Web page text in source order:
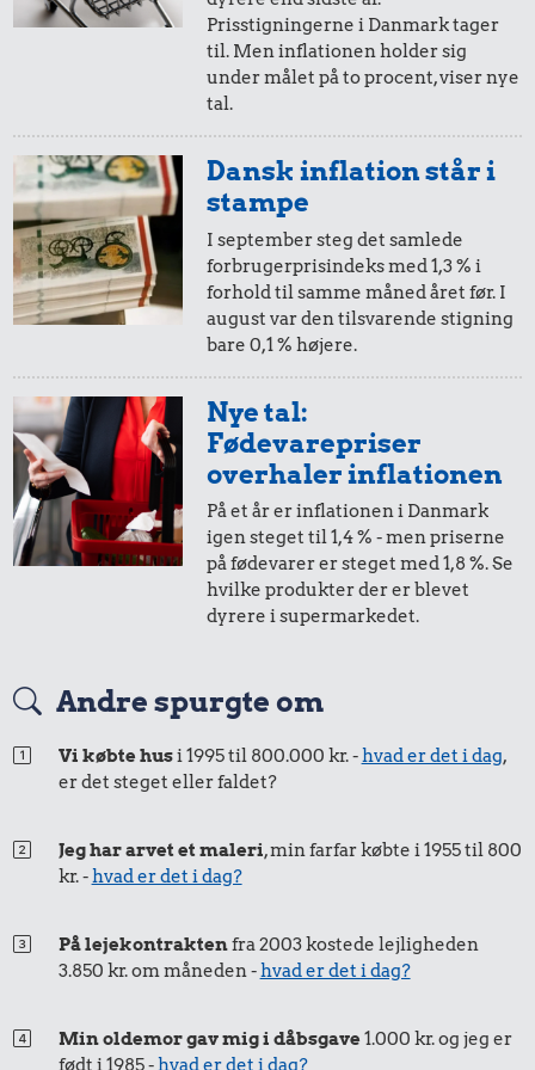
24 kr.
Strygejern
2,29 kr.
Hotdog Banan
2,62 kr.
Bakke jordbær
0,08 kr.
Tyggegummi
4,91 kr.
1/2 kg kaffe
Sko
1,23 kr.
10 øre
i 1965
= 1,-
i dag
0,62,-
Prisstigningerne i Danmark tager
til. Men inflationen holder sig
under målet på to procent, viser nye
tal.
Dansk inflation står i
stampe
I september steg det samlede
forbrugerprisindeks med 1,3 % i
forhold til samme måned året før. I
august var den tilsvarende stigning
bare 0,1 % højere.
Nye tal:
Fødevarepriser
overhaler inflationen
På et år er inflationen i Danmark
igen steget til 1,4 % - men priserne
på fødevarer er steget med 1,8 %. Se
hvilke produkter der er blevet
dyrere i supermarkedet.
Andre spurgte om
Vi købte husi 1995 til 800.000 kr. -hvad er det i dag,
er det steget eller faldet?
Jeg har arvet et maleri, min farfar købte i 1955 til 800
kr. -hvad er det i dag?
På lejekontraktenfra 2003 kostede lejligheden
3.850 kr. om måneden -hvad er det i dag?
Min oldemor gav mig i dåbsgave1.000 kr. og jeg er
født i 1985 -hvad er det i dag?